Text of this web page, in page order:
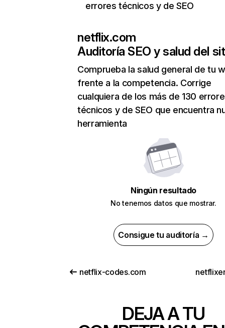
errores técnicos y de SEO
netflix.com
Auditoría SEO y salud del
Comprueba la salud general de tu
frente a la competencia. Corrige
cualquiera de los más de 130
técnicos y de SEO que encuentra
herramienta
Ningún resultado
No tenemos datos que mostrar.
Consigue tu auditoría →
netflix-codes.com
DEJA A TU